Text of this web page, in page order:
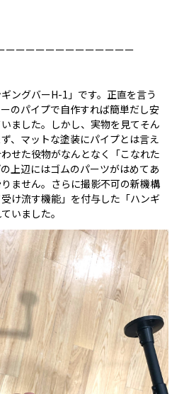
ーーーーーーーーーーーーー
ングバーH-1」です。正直を言う
のパイプで自作すれば簡単だし安
ました。しかし、実物を見てそん
、マットな塗装にパイプとは言え
せた役物がなんとなく「こなれた
上辺にはゴムのパーツがはめてあ
ません。さらに撮影不可の新機構
け流す機能」を付与した「ハンギ
いました。